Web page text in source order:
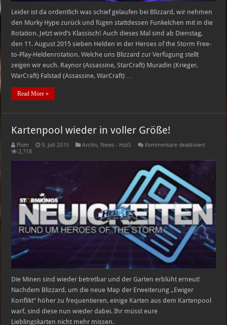
Leider ist da ordentlich was schief gelaufen bei Blizzard, wir nehmen
den Murky Hype zurück und fügen stattdessen Funkelchen mit in die
Rotation. Jetzt wird’s Klassisch! Auch dieses Mal sind ab Dienstag,
den 11. August 2015 sieben Helden in der Heroes of the Storm Free-
to-Play-Heldenrotation. Welche uns Blizzard zur Verfügung stellt
zeigen wir euch. Raynor (Assassine, StarCraft) Muradin (Krieger,
WarCraft) Falstad (Assassine, WarCraft) …
Read More »
Kartenpool wieder in voller Größe!
Flom 9. Juli 2015 Archiv, News - HotS Kommentare deaktiviertfür
Größe!
2,718
Die Minen sind wieder betretbar und der Garten erblüht erneut!
Nachdem Blizzard, um die neue Map der Erweiterung „Ewiger
Konflikt“ höher zu frequentieren, einige Karten aus dem Kartenpool
warf, sind diese nun wieder dabei. Ihr müsst eure
Lieblingskarten nicht mehr missen.